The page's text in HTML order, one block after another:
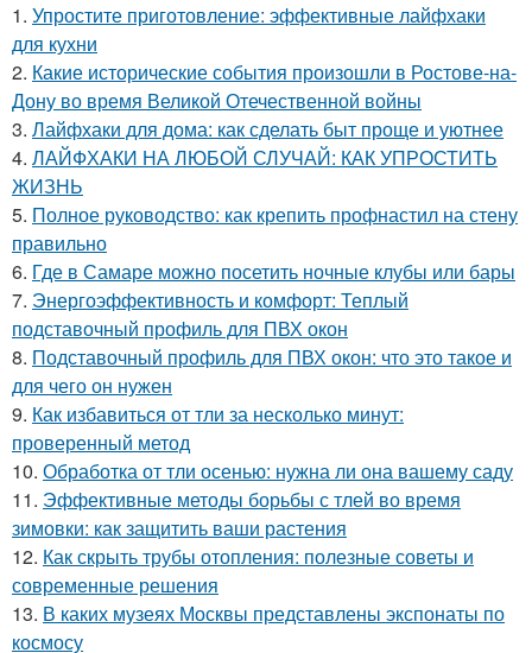
1. Упростите приготовление: эффективные лайфхаки
для кухни
2. Какие исторические события произошли в Ростове-на-
Дону во время Великой Отечественной войны
3. Лайфхаки для дома: как сделать быт проще и уютнее
4. ЛАЙФХАКИ НА ЛЮБОЙ СЛУЧАЙ: КАК УПРОСТИТЬ
ЖИЗНЬ
5. Полное руководство: как крепить профнастил на стену
правильно
6. Где в Самаре можно посетить ночные клубы или бары
7. Энергоэффективность и комфорт: Теплый
подставочный профиль для ПВХ окон
8. Подставочный профиль для ПВХ окон: что это такое и
для чего он нужен
9. Как избавиться от тли за несколько минут:
проверенный метод
10. Обработка от тли осенью: нужна ли она вашему саду
11. Эффективные методы борьбы с тлей во время
зимовки: как защитить ваши растения
12. Как скрыть трубы отопления: полезные советы и
современные решения
13. В каких музеях Москвы представлены экспонаты по
космосу